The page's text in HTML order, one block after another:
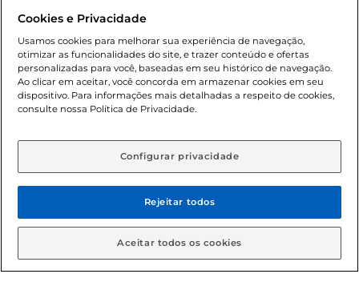
cliente. Os preços, ofertas e condições são exclusivos para
o e-commerce e válidos durante o dia de hoje, podendo
sofrer alterações sem prévia notificação. Proibida a venda
de bebidas alcoólicas para menores de 18 anos, conforme
Lei n.º 8069/90, art. 81, inciso II (Estatuto da Criança e do
Adolescente). Preços e condições exclusivos para o
aviso prévio. O valor mínimo para as compras on-line é de
© 2026 Copyright. Todos os direitos
reservados Gbarbosa.
Cookies e Privacidade
Usamos cookies para melhorar sua experiência de navegação,
otimizar as funcionalidades do site, e trazer conteúdo e ofertas
personalizadas para você, baseadas em seu histórico de navegação.
Ao clicar em aceitar, você concorda em armazenar cookies em seu
dispositivo. Para informações mais detalhadas a respeito de cookies,
consulte nossa Política de Privacidade.
Configurar privacidade
Rejeitar todos
Aceitar todos os cookies